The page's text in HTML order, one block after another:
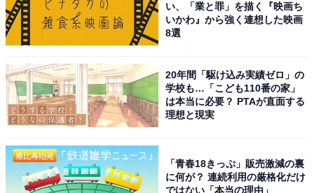
い、「業と罪」を描く『映画ち
いかわ』から強く連想した映画
8選
20年間「駆け込み実績ゼロ」の
学校も…「こども110番の家」
は本当に必要？ PTAが直面する
理想と現実
「青春18きっぷ」販売激減の裏
に何が？ 連続利用の厳格化だけ
ではない「本当の理由」